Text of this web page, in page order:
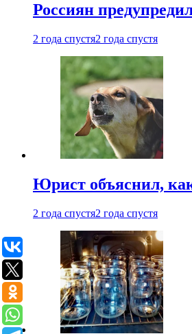
Россиян
2 года спустя2 года спустя
Юрист объяснил, как
2 года спустя2 года спустя